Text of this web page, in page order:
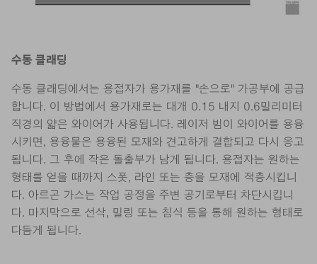
수동 클래딩
수동 클래딩에서는 용접자가 용가재를 "손으로" 가공부에 공급
합니다. 이 방법에서 용가재로는 대개 0.15 내지 0.6밀리미터
직경의 얇은 와이어가 사용됩니다. 레이저 빔이 와이어를 용융
시키면, 용융물은 용융된 모재와 견고하게 결합되고 다시 응고
됩니다. 그 후에 작은 돌출부가 남게 됩니다. 용접자는 원하는
형태를 얻을 때까지 스폿, 라인 또는 층을 모재에 적층시킵니
다. 아르곤 가스는 작업 공정을 주변 공기로부터 차단시킵니
다. 마지막으로 선삭, 밀링 또는 침식 등을 통해 원하는 형태로
다듬게 됩니다.